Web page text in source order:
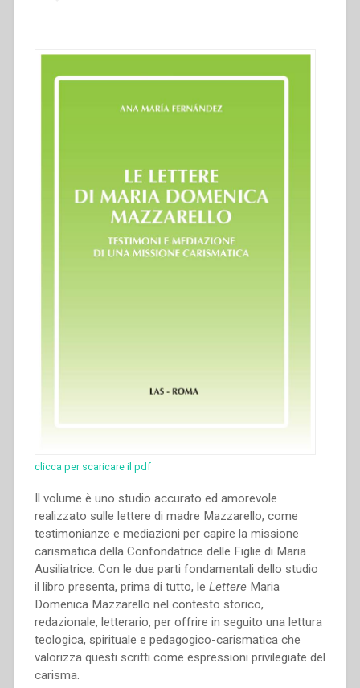
clicca per scaricare il pdf
Il volume è uno studio accurato ed amorevole
realizzato sulle lettere di madre Mazzarello, come
testimonianze e mediazioni per capire la missione
carismatica della Confondatrice delle Figlie di Maria
Ausiliatrice. Con le due parti fondamentali dello studio
il libro presenta, prima di tutto, le Lettere Maria
Domenica Mazzarello nel contesto storico,
redazionale, letterario, per offrire in seguito una lettura
teologica, spirituale e pedagogico-carismatica che
valorizza questi scritti come espressioni privilegiate del
carisma.